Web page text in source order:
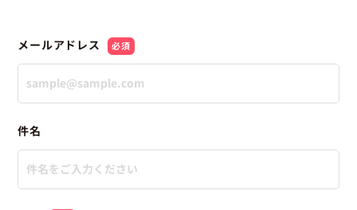
メールアドレス 必須
件名